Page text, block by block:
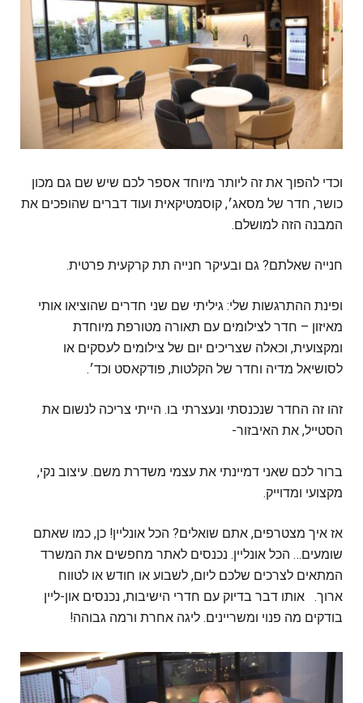
ו‏כדי להפוך את זה ליותר מיוחד אספר לכם שיש שם גם מכון
כושר, חדר של מסאג׳, קוסמטיקאית ועוד דברים שהופכים את
המבנה הזה למושלם.
‏חנייה שאלתם? גם ובעיקר חנייה תת קרקעית פרטית.
ופינת ההתרגשות שלי: גיליתי שם שני חדרים שהוציאו אותי
מאיזון – חדר לצילומים עם תאורה מטורפת מיוחדת
ומקצועית, וכאלה שצריכים יום של צילומים לעסקים או
לסושיאל מדיה וחדר של הקלטות, פודקאסט וכד׳.
‏זהו זה החדר שנכנסתי ונעצרתי בו. הייתי צריכה לנשום את
הסטייל, את האיבזור-
‏ברור לכם שאני דמיינתי את עצמי משדרת משם. עיצוב נקי,
מקצועי ומדוייק.
‏אז איך מצטרפים, אתם שואלים? הכל אונליין! כן, כמו שאתם
שומעים… הכל אונליין. נכנסים לאתר מחפשים את המשרד
המתאים לצרכים שלכם ליום, לשבוע או חודש או לטווח
ארוך. ‏אותו דבר בדיוק עם חדרי הישיבות, נכנסים און-ליין
בודקים מה פנוי ומשריינים. ליגה אחרת ורמה גבוהה!